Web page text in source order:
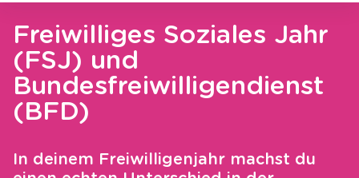
Freiwilliges Soziales Jahr
(FSJ) und
Bundesfreiwilligendienst
(BFD)
In deinem Freiwilligenjahr machst du